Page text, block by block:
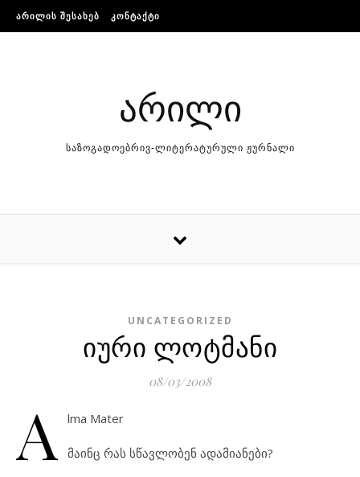
Skip to content
ᲐᲠᲘᲚᲘᲡ ᲨᲔᲡᲐᲮᲔᲑ ᲙᲝᲜᲢᲐᲥᲢᲘ
არილი
საზოგადოებრივ-ლიტერატურული ჟურნალი
UNCATEGORIZED
იური ლოტ­მა­ნი
08/03/2008
A lma Mater
მაინც რას სწავლობენ ადამიანები?